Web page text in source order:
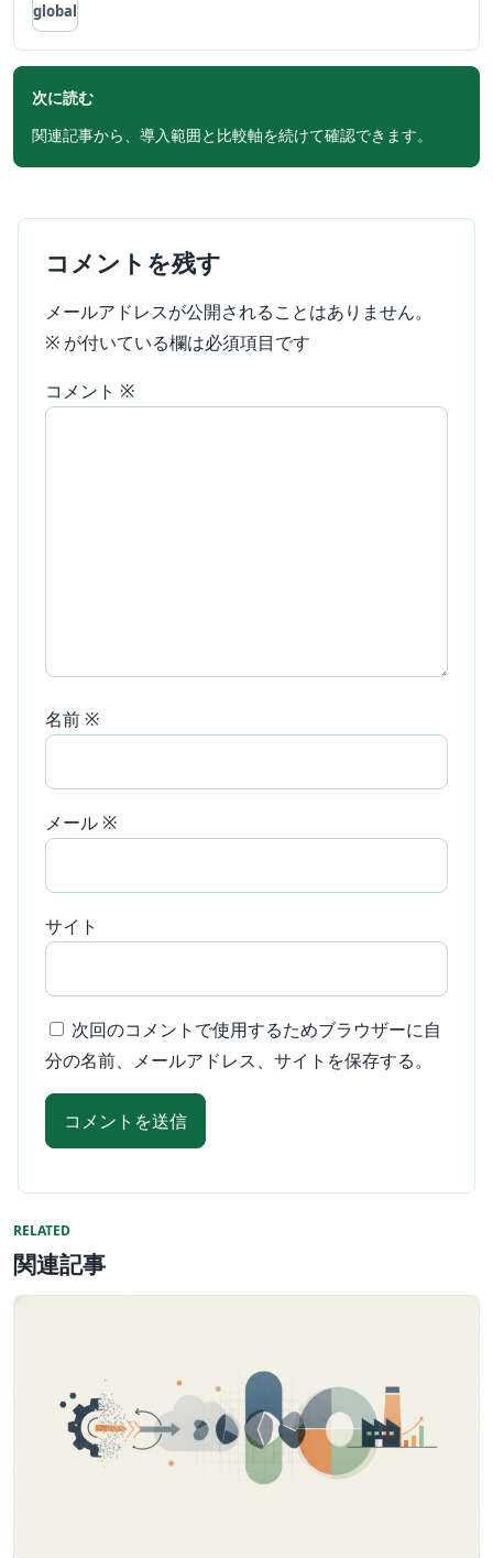
global
次に読む
関連記事から、導入範囲と比較軸を続けて確認できます。
コメントを残す
メールアドレスが公開されることはありません。
※ が付いている欄は必須項目です
コメント ※
名前 ※
メール ※
サイト
次回のコメントで使用するためブラウザーに自
分の名前、メールアドレス、サイトを保存する。
RELATED
関連記事